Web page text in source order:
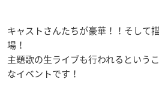
キャストさんたちが豪華！！そして
場！
主題歌の生ライブも行われるという
なイベントです！